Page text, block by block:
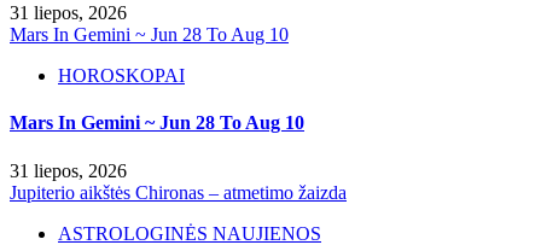
31 liepos, 2026
Mars In Gemini ~ Jun 28 To Aug 10
HOROSKOPAI
Mars In Gemini ~ Jun 28 To Aug 10
31 liepos, 2026
Jupiterio aikštės Chironas – atmetimo žaizda
ASTROLOGINĖS NAUJIENOS